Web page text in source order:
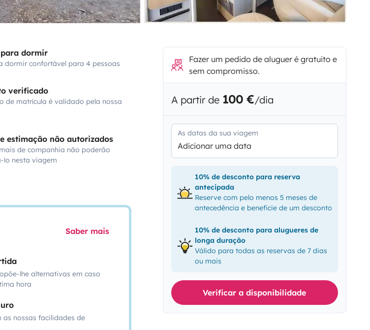
dormir
dormir confortável para 4 pessoas
verificado
de matrícula é validado pela nossa
estimação não autorizados
de companhia não poderão
lo nesta viagem
Saber mais
lhe alternativas em caso
hora
as nossas facilidades de
Fazer um pedido de aluguer é gratuito e
sem compromisso.
A partir de 100 €/dia
As datas da sua viagem
Adicionar uma data
10% de desconto para reserva
antecipada
Reserve com pelo menos 5 meses de
antecedência e beneficie de um desconto
10% de desconto para alugueres de
longa duração
Válido para todas as reservas de 7 dias
ou mais
Verificar a disponibilidade